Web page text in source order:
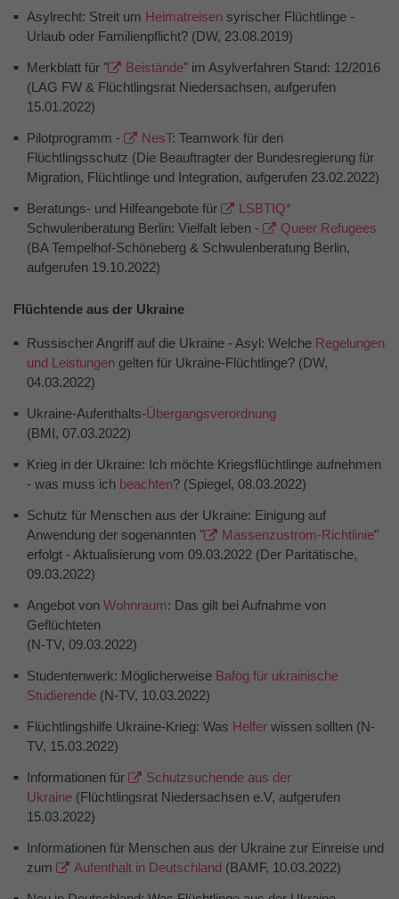
Asylrecht: Streit um Heimatreisen syrischer Flüchtlinge -
Urlaub oder Familienpflicht? (DW, 23.08.2019)
Merkblatt für " Beistände" im Asylverfahren Stand: 12/2016
(LAG FW & Flüchtlingsrat Niedersachsen, aufgerufen
15.01.2022)
Pilotprogramm - NesT: Teamwork für den
Flüchtlingsschutz (Die Beauftragter der Bundesregierung für
Migration, Flüchtlinge und Integration, aufgerufen 23.02.2022)
Beratungs- und Hilfeangebote für
LSBTIQ*
Schwulenberatung Berlin: Vielfalt leben -
Queer Refugees
(BA Tempelhof-Schöneberg & Schwulenberatung Berlin,
aufgerufen 19.10.2022)
Flüchtende aus der Ukraine
Russischer Angriff auf die Ukraine - Asyl: Welche Regelungen
und Leistungen gelten für Ukraine-Flüchtlinge? (DW,
04.03.2022)
Ukraine-Aufenthalts-Übergangsverordnung
(BMI, 07.03.2022)
Krieg in der Ukraine: Ich möchte Kriegsflüchtlinge aufnehmen
- was muss ich beachten? (Spiegel, 08.03.2022)
Schutz für Menschen aus der Ukraine: Einigung auf
Anwendung der sogenannten "
Massenzustrom-Richtlinie"
erfolgt - Aktualisierung vom 09.03.2022 (Der Paritätische,
09.03.2022)
Angebot von Wohnraum: Das gilt bei Aufnahme von
Geflüchteten
(N-TV, 09.03.2022)
Studentenwerk: Möglicherweise Bafög für ukrainische
Studierende (N-TV, 10.03.2022)
Flüchtlingshilfe Ukraine-Krieg: Was Helfer wissen sollten (N-
TV, 15.03.2022)
Informationen für
Schutzsuchende aus der
Ukraine (Flüchtlingsrat Niedersachsen e.V, aufgerufen
15.03.2022)
Informationen für Menschen aus der Ukraine zur Einreise und
zum
Aufenthalt in Deutschland (BAMF, 10.03.2022)